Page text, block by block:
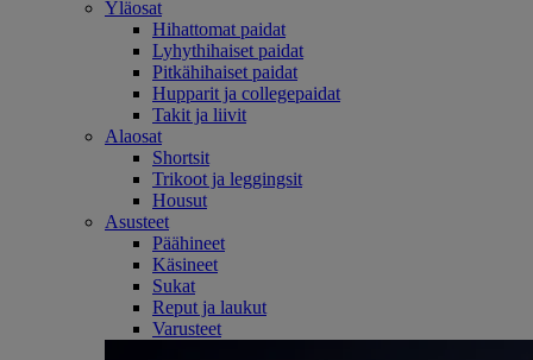
Yläosat
Hihattomat paidat
Lyhythihaiset paidat
Pitkähihaiset paidat
Hupparit ja collegepaidat
Takit ja liivit
Alaosat
Shortsit
Trikoot ja leggingsit
Housut
Asusteet
Päähineet
Käsineet
Sukat
Reput ja laukut
Varusteet